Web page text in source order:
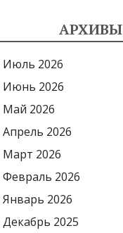
АРХИВЫ
Июль 2026
Июнь 2026
Май 2026
Апрель 2026
Март 2026
Февраль 2026
Январь 2026
Декабрь 2025